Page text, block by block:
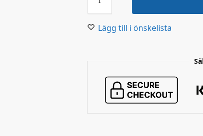
Lägg till i önskelista